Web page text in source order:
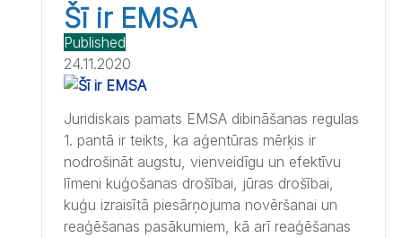
Šī ir EMSA
Published
24.11.2020
Juridiskais pamats EMSA dibināšanas regulas
1. pantā ir teikts, ka aģentūras mērķis ir
nodrošināt augstu, vienveidīgu un efektīvu
līmeni kuģošanas drošībai, jūras drošībai,
kuģu izraisītā piesārņojuma novēršanai un
reaģēšanas pasākumiem, kā arī reaģēšanas